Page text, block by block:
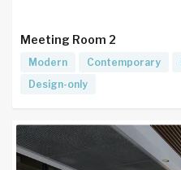
Meeting Room 2
Modern Contemporary
Design-only